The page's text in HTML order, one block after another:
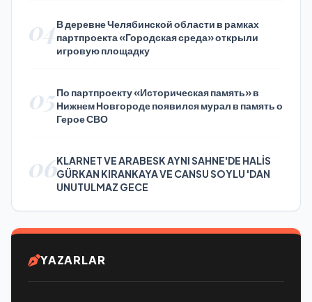
04В деревне Челябинской области в рамках
партпроекта «Городская среда» открыли
игровую площадку
05По партпроекту «Историческая память» в
Нижнем Новгороде появился мурал в память о
Герое СВО
06KLARNET VE ARABESK AYNI SAHNE'DE HALİS
GÜRKAN KIRANKAYA VE CANSU SOYLU 'DAN
UNUTULMAZ GECE
YAZARLAR